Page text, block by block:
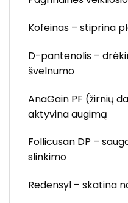
Kofeinas – stiprina
D-pantenolis –
švelnumo
AnaGain PF (žirnių
aktyvina augimą
Follicusan DP –
slinkimo
Redensyl – skatina